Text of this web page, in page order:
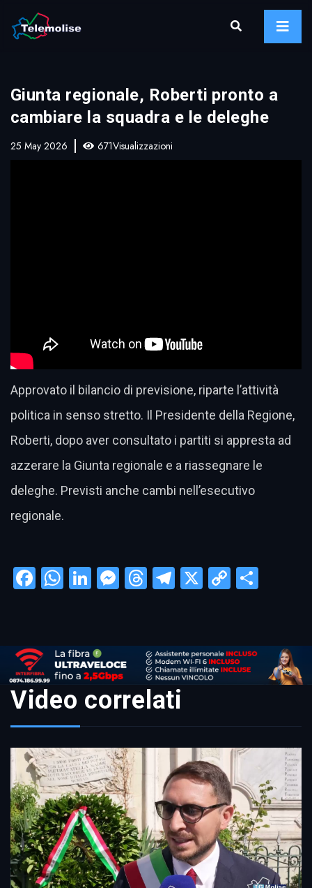
Giunta regionale, Roberti pronto a
cambiare la squadra e le deleghe
25 May 2026 671Visualizzazioni
Approvato il bilancio di previsione, riparte l’attività
politica in senso stretto. Il Presidente della Regione,
Roberti, dopo aver consultato i partiti si appresta ad
azzerare la Giunta regionale e a riassegnare le
deleghe. Previsti anche cambi nell’esecutivo
regionale.
Facebook
WhatsApp
LinkedIn
Messenger
Threads
Telegram
X
Copy
Video correlati